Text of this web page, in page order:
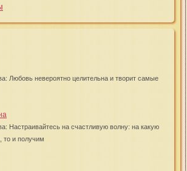
Любовь невероятно целительна и творит самые
Настраивайтесь на счастливую волну: на какую
то и получим